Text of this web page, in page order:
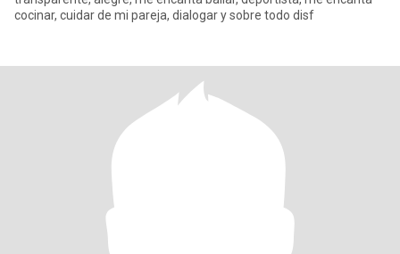
cocinar, cuidar de mi pareja, dialogar y sobre todo disf